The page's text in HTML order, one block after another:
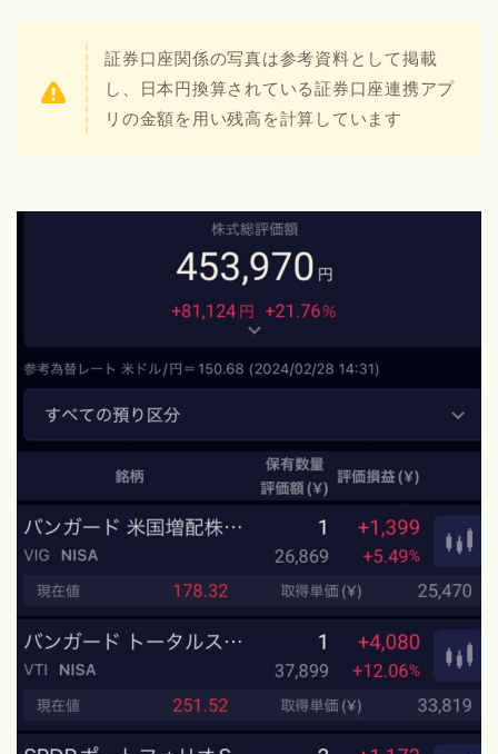
証券口座関係の写真は参考資料として掲載
し、日本円換算されている証券口座連携アプ
リの金額を用い残高を計算しています